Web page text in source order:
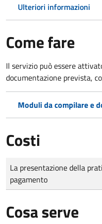
Ulteriori informazioni
Come fare
Il servizio può essere
documentazione prevista,
Moduli da compilare e
Costi
Tipo di pagamento
Importo
La presentazione della
pagamento
Cosa serve